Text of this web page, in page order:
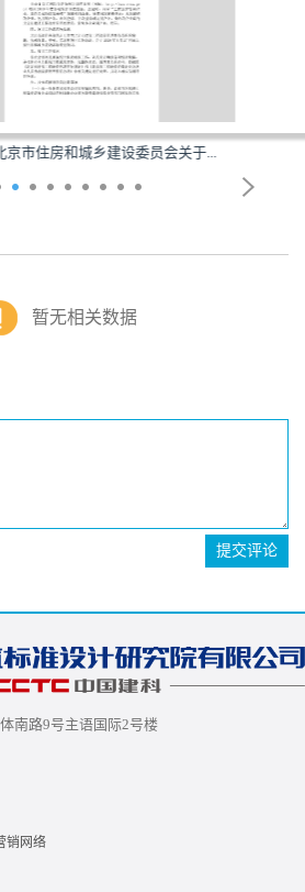
住房和城乡建设委员会关于...
暂无相关数据
提交评论
南路9号主语国际2号楼
销网络